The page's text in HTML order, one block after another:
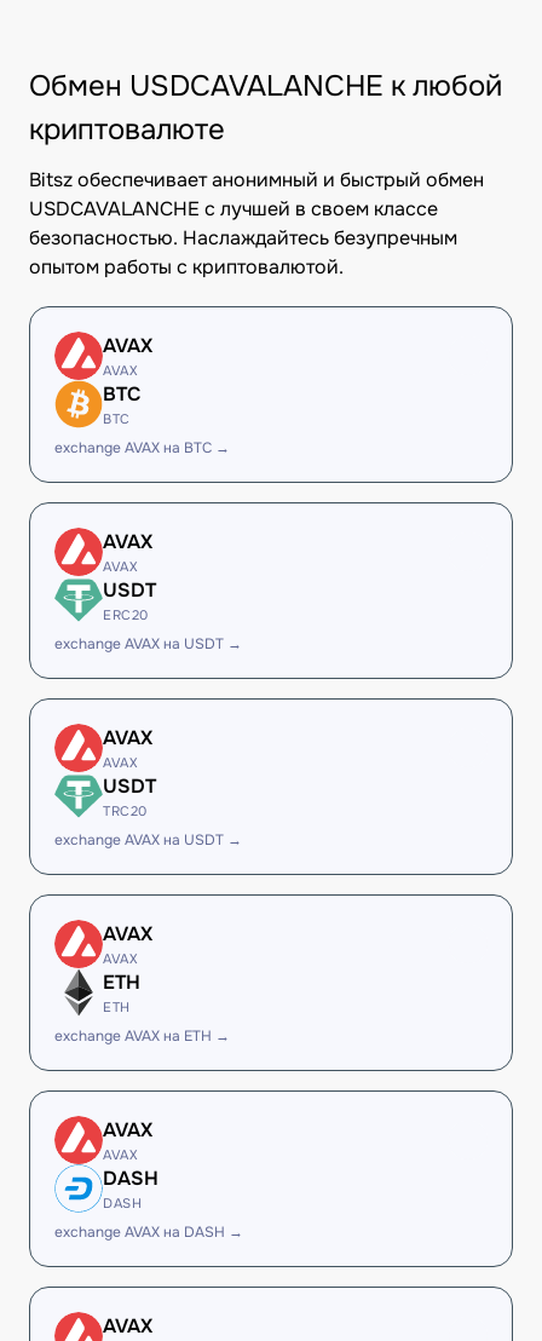
Обмен USDCAVALANCHE к любой
криптовалюте
Bitsz обеспечивает анонимный и быстрый обмен
USDCAVALANCHE с лучшей в своем классе
безопасностью. Наслаждайтесь безупречным
опытом работы с криптовалютой.
AVAX
AVAX
BTC
BTC
exchange AVAX на BTC →
AVAX
AVAX
USDT
ERC20
exchange AVAX на USDT →
AVAX
AVAX
USDT
TRC20
exchange AVAX на USDT →
AVAX
AVAX
ETH
ETH
exchange AVAX на ETH →
AVAX
AVAX
DASH
DASH
exchange AVAX на DASH →
AVAX